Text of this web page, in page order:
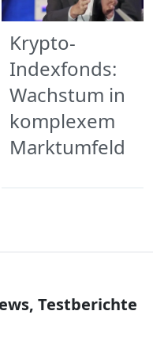
Krypto-
Indexfonds:
Wachstum in
komplexem
Marktumfeld
Testberichte